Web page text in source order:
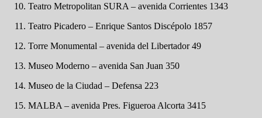
Teatro Metropolitan SURA – avenida Corrientes 1343
Teatro Picadero – Enrique Santos Discépolo 1857
Torre Monumental – avenida del Libertador 49
Museo Moderno – avenida San Juan 350
Museo de la Ciudad – Defensa 223
MALBA – avenida Pres. Figueroa Alcorta 3415